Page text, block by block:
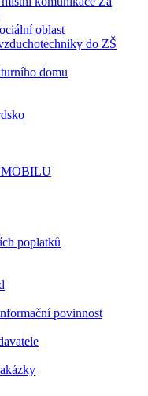
oblast
do ZŠ
domu
MOBILU
poplatků
povinnost